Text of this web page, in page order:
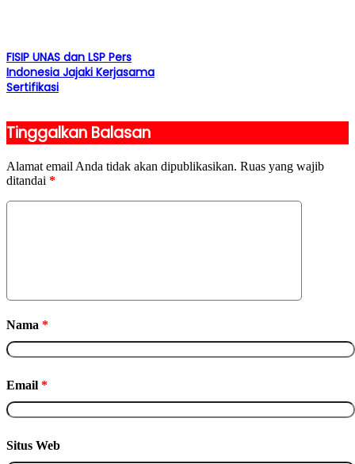
FISIP UNAS dan LSP Pers
Indonesia Jajaki Kerjasama
Sertifikasi
Tinggalkan Balasan
Alamat email Anda tidak akan dipublikasikan. Ruas yang wajib
ditandai *
Nama *
Email *
Situs Web